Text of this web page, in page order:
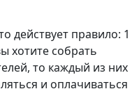
действует правило: 1
хотите собрать
то каждый из них
и оплачиваться